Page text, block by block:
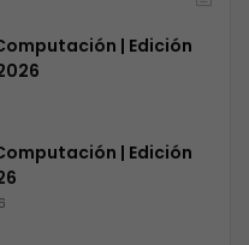
| Edición
| Edición